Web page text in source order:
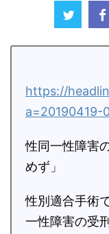
https://
a=20190419-
性同一性障害
めず」
性別適合手術
一性障害の受